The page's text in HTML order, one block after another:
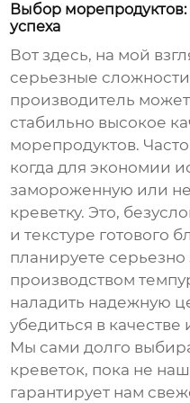
Выбор
успеха
Вот здесь, на мой
серьезные
производитель может
стабильно высокое
морепродуктов.
когда для экономии
замороженную или
креветку. Это,
и текстуре готового
планируете серьезно
производством
наладить надежную
убедиться в
Мы сами долго
креветок, пока не
гарантирует нам